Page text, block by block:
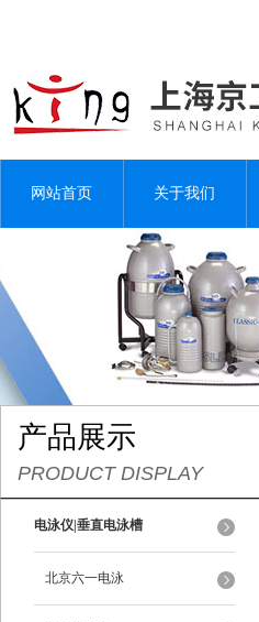
网站首页 关于我们
产品展示
PRODUCT DISPLAY
电泳仪|垂直电泳槽
北京六一电泳